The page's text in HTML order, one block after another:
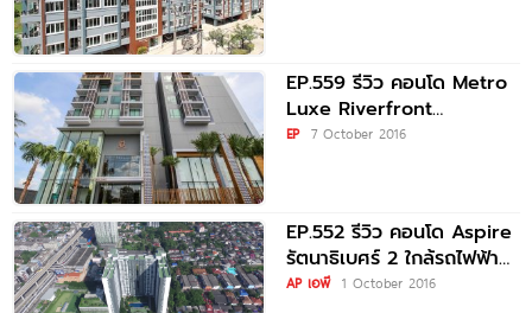
EP.559 รีวิว คอนโด Metro
Luxe Riverfront
รัตนาธิเบศร์ ใกล้รถไฟฟ้า
EP 7 October 2016
EP.552 รีวิว คอนโด Aspire
รัตนาธิเบศร์ 2 ใกล้รถไฟฟ้า
MRT บางกระสอ
AP เอพี 1 October 2016